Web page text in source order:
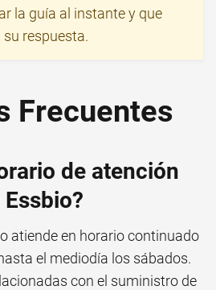
la guía al instante y que
su respuesta.
Frecuentes
de atención
atiende en horario continuado
el mediodía los sábados.
con el suministro de